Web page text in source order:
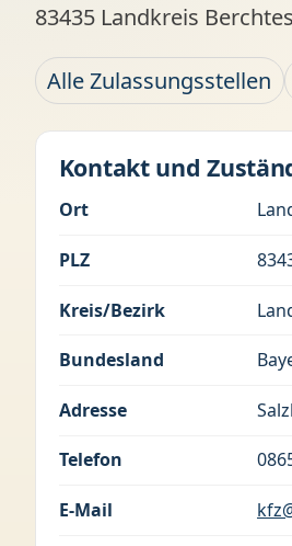
83435 Landkreis
Alle Zulassungsstellen
Kontakt und
Ort
PLZ
Kreis/Bezirk
Bundesland
Adresse
Telefon
E-Mail